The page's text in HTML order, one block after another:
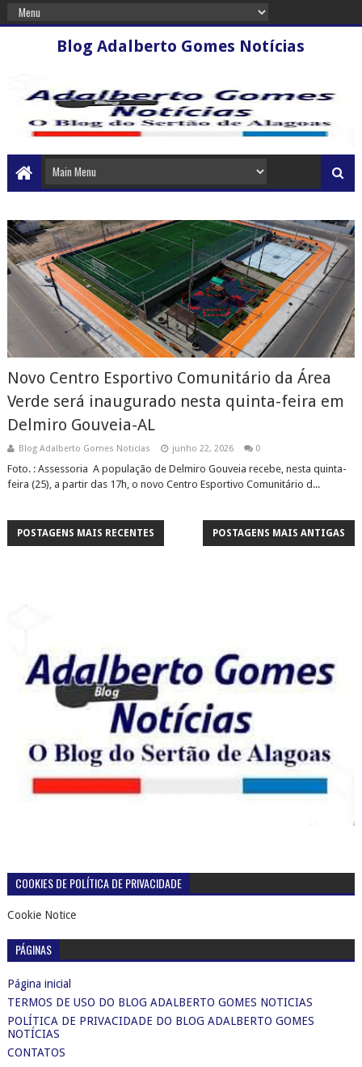
Blog Adalberto Gomes Notícias
Novo Centro Esportivo Comunitário da Área
Verde será inaugurado nesta quinta-feira em
Delmiro Gouveia-AL
Blog Adalberto Gomes Noticias junho 22, 2026 0
Foto. : Assessoria ​A população de Delmiro Gouveia recebe, nesta quinta-
feira (25), a partir das 17h, o novo Centro Esportivo Comunitário d...
POSTAGENS MAIS RECENTES POSTAGENS MAIS ANTIGAS
COOKIES DE POLÍTICA DE PRIVACIDADE
Cookie Notice
PÁGINAS
Página inicial
TERMOS DE USO DO BLOG ADALBERTO GOMES NOTICIAS
POLÍTICA DE PRIVACIDADE DO BLOG ADALBERTO GOMES
NOTÍCIAS
CONTATOS